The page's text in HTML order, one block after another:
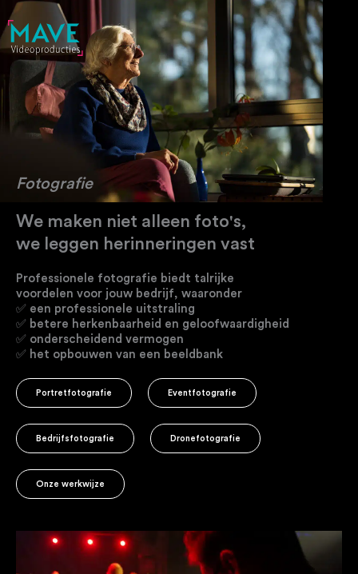
Ga
naar
de
inhoud
Fotografie
We maken niet alleen foto's,
we leggen herinneringen vast
Professionele fotografie biedt talrijke
voordelen voor jouw bedrijf, waaronder
✅ een professionele uitstraling
✅ betere herkenbaarheid en geloofwaardigheid
✅ onderscheidend vermogen
✅ het opbouwen van een beeldbank
Portretfotografie Eventfotografie
Bedrijfsfotografie Dronefotografie
Onze werkwijze